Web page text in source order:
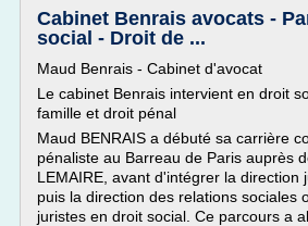
Cabinet Benrais avocats -
social - Droit de ...
Maud Benrais - Cabinet d'avocat
Le cabinet Benrais intervient en droit
famille et droit pénal
Maud BENRAIS a débuté sa carrière
pénaliste au Barreau de Paris auprès
LEMAIRE, avant d'intégrer la direction
puis la direction des relations sociales
juristes en droit social. Ce parcours a